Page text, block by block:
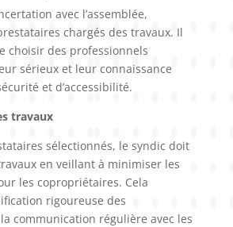
avec l’assemblée,
chargés des travaux. Il
choisir des professionnels
sérieux et leur connaissance
et d’accessibilité.
travaux
sélectionnés, le syndic doit
en veillant à minimiser les
les copropriétaires. Cela
rigoureuse des
communication régulière avec les